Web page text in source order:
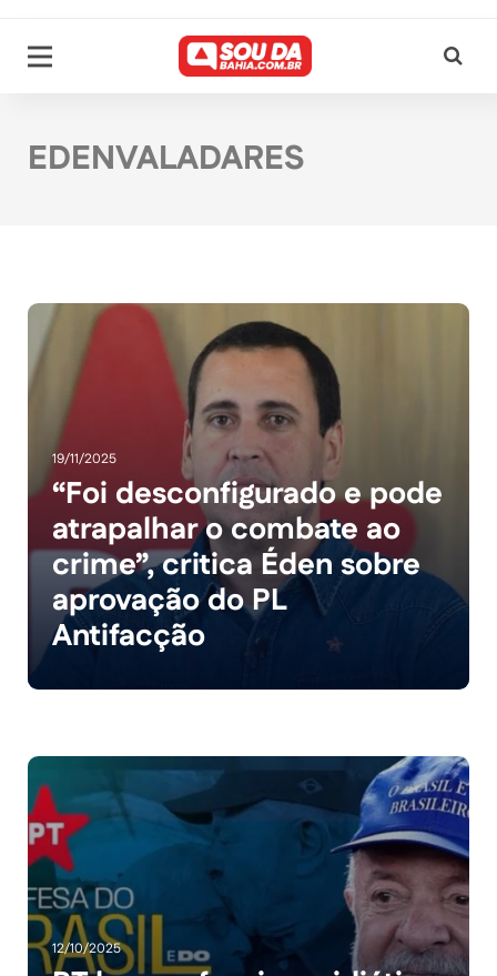
EDENVALADARES
19/11/2025
“Foi desconfigurado e pode
atrapalhar o combate ao
crime”, critica Éden sobre
aprovação do PL
Antifacção
12/10/2025